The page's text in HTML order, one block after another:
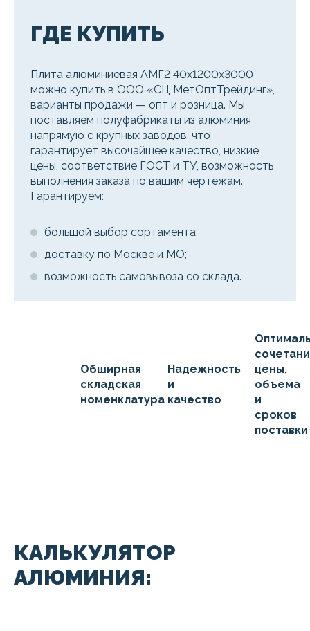
ГДЕ КУПИТЬ
Плита алюминиевая АМГ2 40х1200х3000
можно купить в ООО «СЦ МетОптТрейдинг»,
варианты продажи — опт и розница. Мы
поставляем полуфабрикаты из алюминия
напрямую с крупных заводов, что
гарантирует высочайшее качество, низкие
цены, соответствие ГОСТ и ТУ, возможность
выполнения заказа по вашим чертежам.
Гарантируем:
большой выбор сортамента;
доставку по Москве и МО;
возможность самовывоза со склада.
Обширная
складская
номенклатура
Надежность
и
качество
цены,
объема
и
сроков
поставки
КАЛЬКУЛЯТОР
АЛЮМИНИЯ: